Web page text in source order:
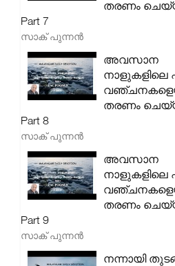
തരണം
Part 7
സാക് പുന്നൻ
അവസാന
നാളുകളിലെ
തരണം
Part 8
സാക് പുന്നൻ
അവസാന
നാളുകളിലെ
തരണം
Part 9
സാക് പുന്നൻ
നന്നായി